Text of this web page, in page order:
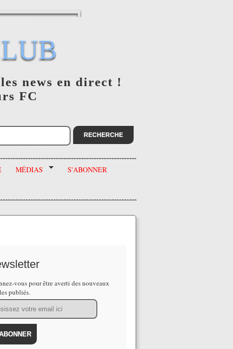
news en direct !
FC
MÉDIAS S'ABONNER
vous pour être averti des nouveaux
publiés.